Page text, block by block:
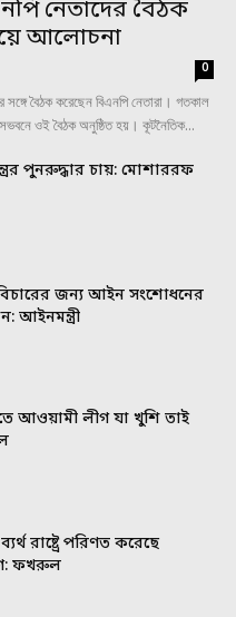
নেতাদের বৈঠক
আলোচনা
0
বৈঠক করেছেন বিএনপি নেতারা। গতকাল
ওই বৈঠক অনুষ্ঠিত হয়। কূটনৈতিক...
পুনরুদ্ধার চায়: মোশাররফ
জন্য আইন সংশোধনের
আইনমন্ত্রী
আওয়ামী লীগ যা খুশি তাই
রাষ্ট্রে পরিণত করেছে
ফখরুল